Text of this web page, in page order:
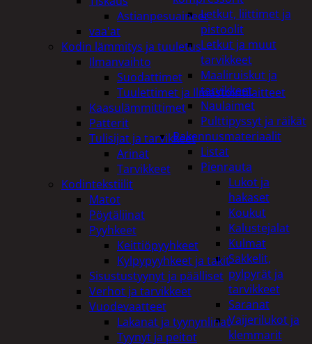
Letkut, liittimet ja
pistoolit
Letkut ja muut
tarvikkeet
Maaliruiskut ja
tarvikkeet
Naulaimet
Pulttipyssyt ja räikät
Rakennusmateriaalit
Listat
Pienrauta
Lukot ja
hakaset
Koukut
Kalustejalat
Kulmat
Sakkelit,
pylpyrät ja
tarvikkeet
Saranat
Vaijerilukot ja
klemmarit
Astianpesuaineet
vaa'at
Kodin lämmitys ja tuuletus
Ilmanvaihto
Suodattimet
Tuulettimet ja Ilmastointilaitteet
Kaasulämmittimet
Patterit
Tulisijat ja tarvikkeet
Arinat
Tarvikkeet
Kodintekstiilit
Matot
Pöytäliinat
Pyyhkeet
Keittiöpyyhkeet
Kylpypyyhkeet ja takit
Sisustustyynyt ja päälliset
Verhot ja tarvikkeet
Vuodevaatteet
Lakanat ja tyynynlinat
Tyynyt ja peitot